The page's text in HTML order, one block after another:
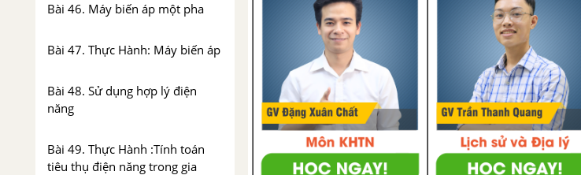
Bài 46. Máy biến áp một pha
Bài 47. Thực Hành: Máy biến áp
Bài 48. Sử dụng hợp lý điện
năng
Bài 49. Thực Hành :Tính toán
tiêu thụ điện năng trong gia